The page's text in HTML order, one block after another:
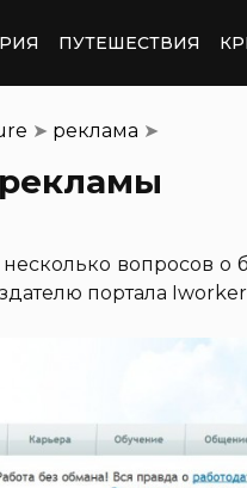
ПУТЕШЕСТВИЯ
➤ реклама ➤
вопросов
портала